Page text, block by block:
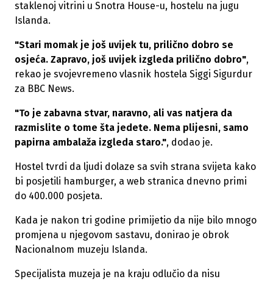
staklenoj vitrini u Snotra House-u, hostelu na jugu
Islanda.
"Stari momak je još uvijek tu, prilično dobro se
osjeća. Zapravo, još uvijek izgleda prilično dobro",
rekao je svojevremeno vlasnik hostela Siggi Sigurdur
za BBC News.
"To je zabavna stvar, naravno, ali vas natjera da
razmislite o tome šta jedete. Nema plijesni, samo
papirna ambalaža izgleda staro.", dodao je.
Hostel tvrdi da ljudi dolaze sa svih strana svijeta kako
bi posjetili hamburger, a web stranica dnevno primi
do 400.000 posjeta.
Kada je nakon tri godine primijetio da nije bilo mnogo
promjena u njegovom sastavu, donirao je obrok
Nacionalnom muzeju Islanda.
Specijalista muzeja je na kraju odlučio da nisu